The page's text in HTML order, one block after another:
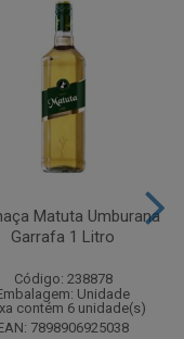
Matuta Umburana
Garrafa 1 Litro
Código: 238878
Unidade
contém 6 unidade(s)
7898906925038